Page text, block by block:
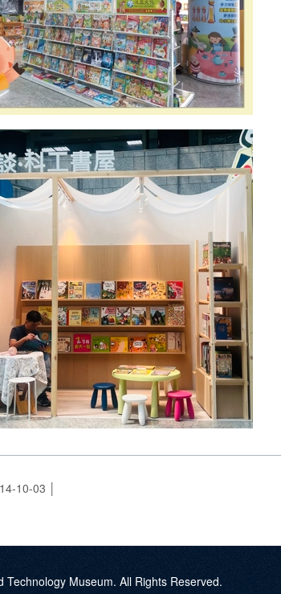
10-03
Technology Museum. All Rights Reserved.